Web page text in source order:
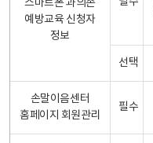
스마트폰 과의존
예방교육 신청자
정보
선택
손말이음센터
홈페이지 회원관리
필수